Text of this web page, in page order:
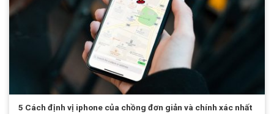
5 Cách định vị iphone của chồng đơn giản và chính xác nhất